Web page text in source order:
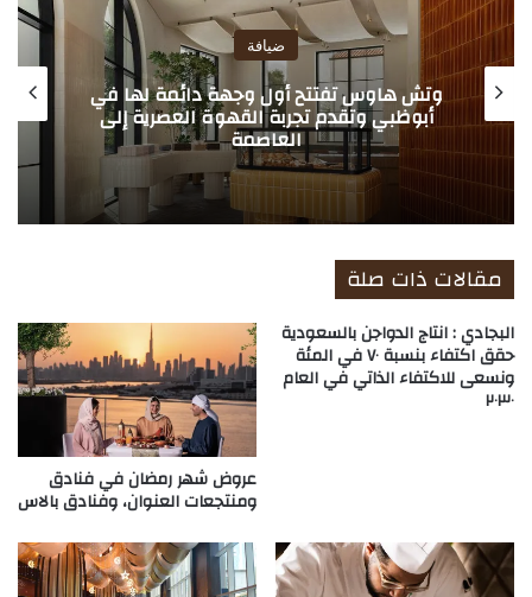
ضيافة
وتش هاوس تفتتح أول وجهة دائمة لها في
أبوظبي وتقدم تجربة القهوة العصرية إلى
العاصمة
مقالات ذات صلة
البجادي : انتاج الدواجن بالسعودية
حقق اكتفاء بنسبة ٧٠ في المئة
ونسعى للاكتفاء الذاتي في العام
٢٠٣٠
عروض شهر رمضان في فنادق
ومنتجعات العنوان، وفنادق بالاس